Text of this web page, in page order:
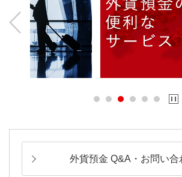
Previous
外貨預金 Q&A・お問い合